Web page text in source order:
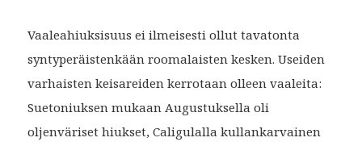
Vaaleahiuksisuus ei ilmeisesti ollut tavatonta
syntyperäistenkään roomalaisten kesken. Useiden
varhaisten keisareiden kerrotaan olleen vaaleita:
Suetoniuksen mukaan Augustuksella oli
oljenväriset hiukset, Caligulalla kullankarvainen